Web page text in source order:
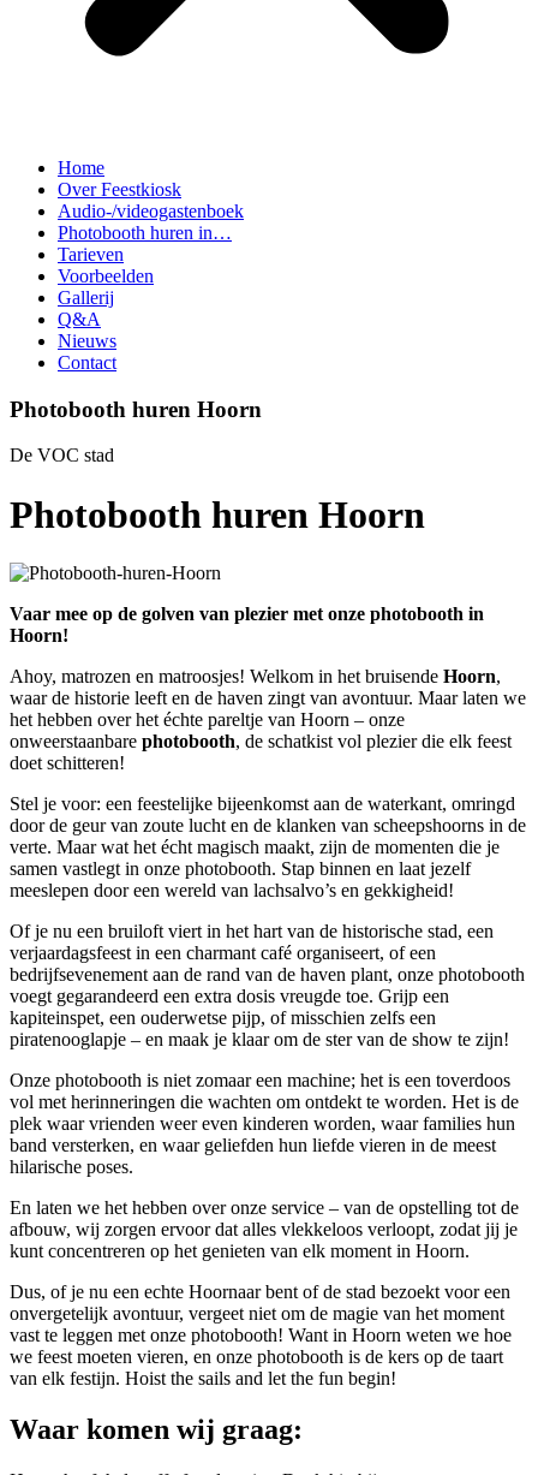
Home
Over Feestkiosk
Audio-/videogastenboek
Photobooth huren in…
Tarieven
Voorbeelden
Gallerij
Q&A
Nieuws
Contact
Photobooth huren Hoorn
De VOC stad
Photobooth huren Hoorn
Vaar mee op de golven van plezier met onze photobooth in
Hoorn!
Ahoy, matrozen en matroosjes! Welkom in het bruisende Hoorn,
waar de historie leeft en de haven zingt van avontuur. Maar laten we
het hebben over het échte pareltje van Hoorn – onze
onweerstaanbare photobooth, de schatkist vol plezier die elk feest
doet schitteren!
Stel je voor: een feestelijke bijeenkomst aan de waterkant, omringd
door de geur van zoute lucht en de klanken van scheepshoorns in de
verte. Maar wat het écht magisch maakt, zijn de momenten die je
samen vastlegt in onze photobooth. Stap binnen en laat jezelf
meeslepen door een wereld van lachsalvo’s en gekkigheid!
Of je nu een bruiloft viert in het hart van de historische stad, een
verjaardagsfeest in een charmant café organiseert, of een
bedrijfsevenement aan de rand van de haven plant, onze photobooth
voegt gegarandeerd een extra dosis vreugde toe. Grijp een
kapiteinspet, een ouderwetse pijp, of misschien zelfs een
piratenooglapje – en maak je klaar om de ster van de show te zijn!
Onze photobooth is niet zomaar een machine; het is een toverdoos
vol met herinneringen die wachten om ontdekt te worden. Het is de
plek waar vrienden weer even kinderen worden, waar families hun
band versterken, en waar geliefden hun liefde vieren in de meest
hilarische poses.
En laten we het hebben over onze service – van de opstelling tot de
afbouw, wij zorgen ervoor dat alles vlekkeloos verloopt, zodat jij je
kunt concentreren op het genieten van elk moment in Hoorn.
Dus, of je nu een echte Hoornaar bent of de stad bezoekt voor een
onvergetelijk avontuur, vergeet niet om de magie van het moment
vast te leggen met onze photobooth! Want in Hoorn weten we hoe
we feest moeten vieren, en onze photobooth is de kers op de taart
van elk festijn. Hoist the sails and let the fun begin!
Waar komen wij graag: